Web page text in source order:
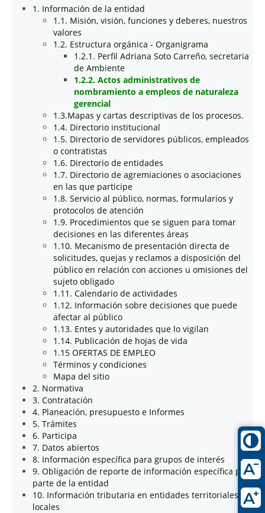
1. Información de la entidad
1.1. Misión, visión, funciones y deberes, nuestros
valores
1.2. Estructura orgánica - Organigrama
1.2.1. Perfil Adriana Soto Carreño, secretaria
de Ambiente
1.2.2. Actos administrativos de
nombramiento a empleos de naturaleza
gerencial
1.3.Mapas y cartas descriptivas de los procesos.
1.4. Directorio institucional
1.5. Directorio de servidores públicos, empleados
o contratistas
1.6. Directorio de entidades
1.7. Directorio de agremiaciones o asociaciones
en las que participe
1.8. Servicio al público, normas, formularios y
protocolos de atención
1.9. Procedimientos que se siguen para tomar
decisiones en las diferentes áreas
1.10. Mecanismo de presentación directa de
solicitudes, quejas y reclamos a disposición del
público en relación con acciones u omisiones del
sujeto obligado
1.11. Calendario de actividades
1.12. Información sobre decisiones que puede
afectar al público
1.13. Entes y autoridades que lo vigilan
1.14. Publicación de hojas de vida
1.15 OFERTAS DE EMPLEO
Términos y condiciones
Mapa del sitio
2. Normativa
3. Contratación
4. Planeación, presupuesto e Informes
5. Trámites
6. Participa
7. Datos abiertos
8. Información específica para grupos de interés
9. Obligación de reporte de información específica por
parte de la entidad
10. Información tributaria en entidades territoriales
locales